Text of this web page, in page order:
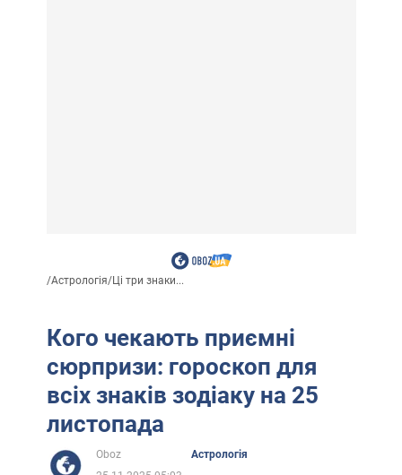
/Астрологія/Ці три знаки...
Кого чекають приємні
сюрпризи: гороскоп для
всіх знаків зодіаку на 25
листопада
Oboz
Астрологія